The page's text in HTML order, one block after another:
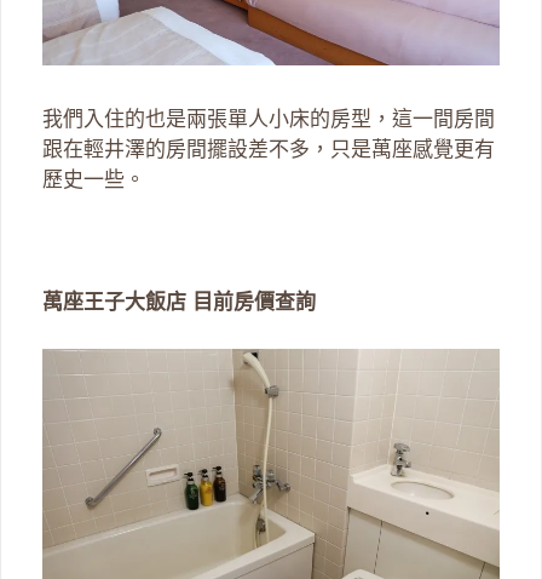
我們入住的也是兩張單人小床的房型，這一間房間
跟在輕井澤的房間擺設差不多，只是萬座感覺更有
歷史一些。
萬座王子大飯店 目前房價查詢